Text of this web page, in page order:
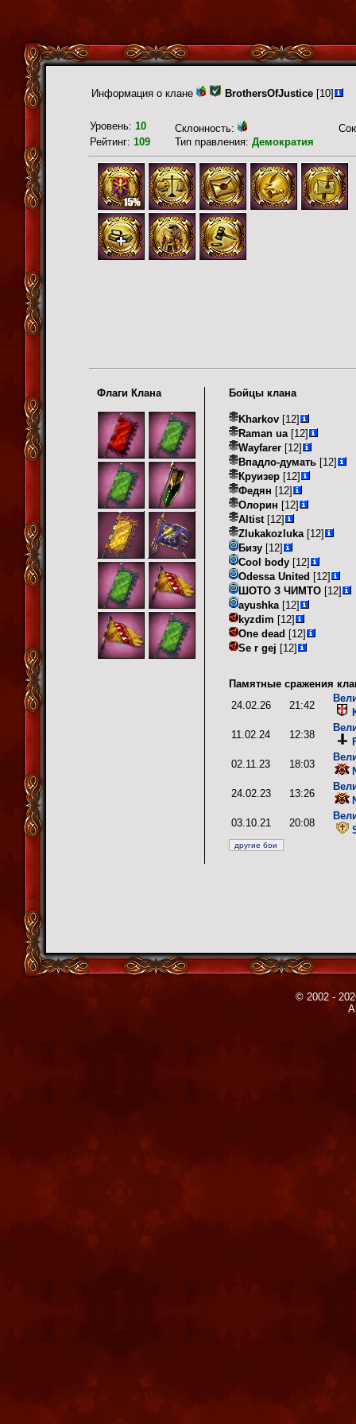
Информация о клане BrothersOfJustice [10]
Уровень: 10 Склонность:
Рейтинг: 109 Тип правления: Демократия
Флаги Клана Бойцы клана
Kharkov [12]
Raman ua [12]
Wayfarer [12]
Впадло-думать [12]
Круизер [12]
Федян [12]
Олорин [12]
Altist [12]
Zlukakozluka [12]
Бизу [12]
Cool body [12]
Odessa United [12]
ШОТО З ЧИМТО [12]
ayushka [12]
kyzdim [12]
One dead [12]
Se r gej [12]
Памятные сражения
24.02.26
21:42
11.02.24
12:38
02.11.23
18:03
24.02.23
13:26
03.10.21
20:08
© 2002 -